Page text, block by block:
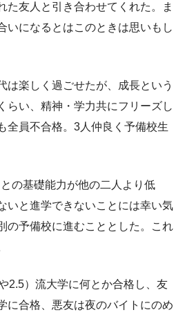
た友人と引き合わせてくれた。ま
いになるとはこのときは思いもし
は楽しく過ごせたが、成長という
らい、精神・学力共にフリーズし
全員不合格。3人仲良く予備校生
の基礎能力が他の二人より低
いと進学できないことには幸い気
の予備校に進むこととした。これ
2.5）流大学に何とか合格し、友
に合格、悪友は夜のバイトにのめ